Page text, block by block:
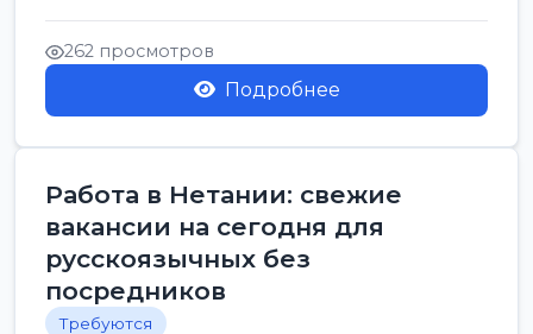
мужчин и женщин от хозя...
262 просмотров
Подробнее
Работа в Нетании: свежие
вакансии на сегодня для
русскоязычных без
посредников
Требуются